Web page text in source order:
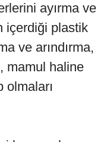
ayırma ve
içerdiği plastik
ve arındırma,
mamul haline
olmaları